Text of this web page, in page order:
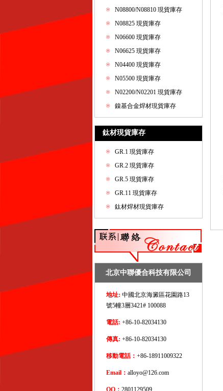
N08800/N08810 現貨庫存
N08825 現貨庫存
N06600 現貨庫存
N06625 現貨庫存
N04400 現貨庫存
N05500 現貨庫存
N02200/N02201 現貨庫存
鎳基合金焊材現貨庫存
鈦材現貨庫存
GR.1 現貨庫存
GR.2 現貨庫存
GR.5 現貨庫存
GR.11 現貨庫存
鈦材焊材現貨庫存
北京中聯優合科技有限公司
地址: 中國北京海澱區花園路13
號5幢3層3421# 100088
電話: +86-10-82034130
傳真: +86-10-82034130
移動電話： +86-18911009322
Email： alloyo@126.com
QQ： 2801129509